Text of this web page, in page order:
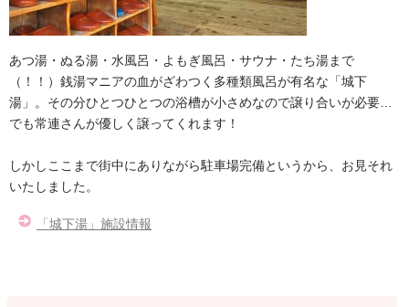
あつ湯・ぬる湯・水風呂・よもぎ風呂・サウナ・たち湯まで
（！！）銭湯マニアの血がざわつく多種類風呂が有名な「城下
湯」。その分ひとつひとつの浴槽が小さめなので譲り合いが必要…
でも常連さんが優しく譲ってくれます！
しかしここまで街中にありながら駐車場完備というから、お見それ
いたしました。
「城下湯」施設情報